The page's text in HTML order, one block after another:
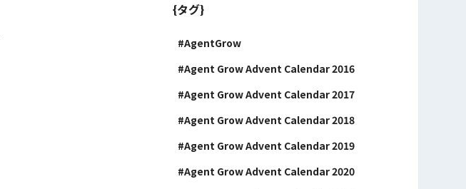
{タグ}
AgentGrow
Agent Grow Advent Calendar 2016
Agent Grow Advent Calendar 2017
Agent Grow Advent Calendar 2018
Agent Grow Advent Calendar 2019
Agent Grow Advent Calendar 2020